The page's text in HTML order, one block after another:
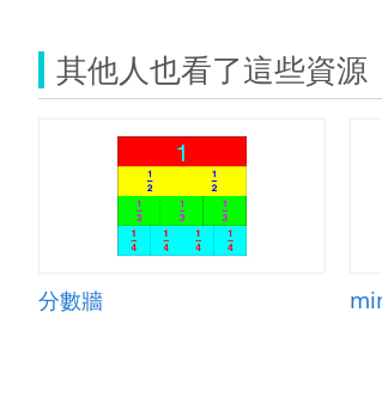
其他人也看了這些資源
分數牆